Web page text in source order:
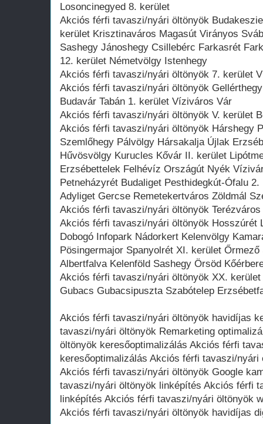
Losoncinegyed 8. kerület
Akciós férfi tavaszi/nyári öltönyök
kerület Krisztinaváros Magasút Virányos
Sashegy Jánoshegy Csillebérc Farkasrét
12. kerület Németvölgy Istenhegy
Akciós férfi tavaszi/nyári öltönyök 7. kerület
Akciós férfi tavaszi/nyári öltönyök
Budavár Tabán 1. kerület Víziváros Vár
Akciós férfi tavaszi/nyári öltönyök V. kerület
Akciós férfi tavaszi/nyári öltönyök Hárshegy
Szemlőhegy Pálvölgy Hársakalja Újlak
Hűvösvölgy Kurucles Kővár II. kerület
Erzsébettelek Felhévíz Országút Nyék
Petneházyrét Budaliget Pesthidegkút-Ófalu
Adyliget Gercse Remetekertváros Zöldmál
Akciós férfi tavaszi/nyári öltönyök
Akciós férfi tavaszi/nyári öltönyök Hosszúrét
Dobogó Infopark Nádorkert Kelenvölgy
Pösingermajor Spanyolrét XI. kerület
Albertfalva Kelenföld Sashegy Örsöd
Akciós férfi tavaszi/nyári öltönyök XX.
Gubacs Gubacsipuszta Szabótelep
Akciós férfi tavaszi/nyári öltönyök havidíjas
tavaszi/nyári öltönyök Remarketing
öltönyök keresőoptimalizálás Akciós férfi
keresőoptimalizálás Akciós férfi tavaszi/
Akciós férfi tavaszi/nyári öltönyök Google
tavaszi/nyári öltönyök linképítés Akciós férfi
linképítés Akciós férfi tavaszi/nyári öltönyök
Akciós férfi tavaszi/nyári öltönyök havidíjas